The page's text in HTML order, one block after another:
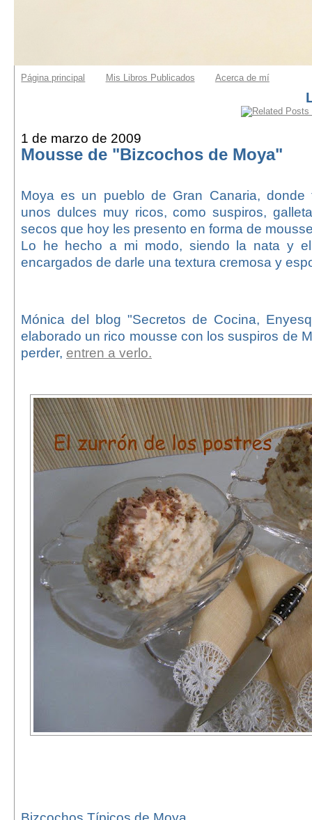
Página principal Mis Libros Publicados Acerca de mí
1 de marzo de 2009
Mousse de "Bizcochos de Moya"
Moya es un pueblo de Gran Canaria, donde
unos dulces muy ricos, como suspiros,
secos que hoy les presento en forma de
Lo he hecho a mi modo, siendo la nata y
encargados de darle una textura cremosa y
Mónica del blog "Secretos de Cocina,
elaborado un rico mousse con los suspiros de
perder, entren a verlo.